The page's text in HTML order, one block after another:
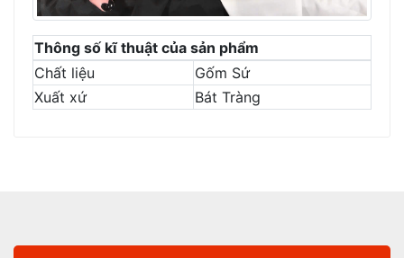
Thông số kĩ thuật của sản phẩm
Chất liệu
Gốm Sứ
Xuất xứ
Bát Tràng